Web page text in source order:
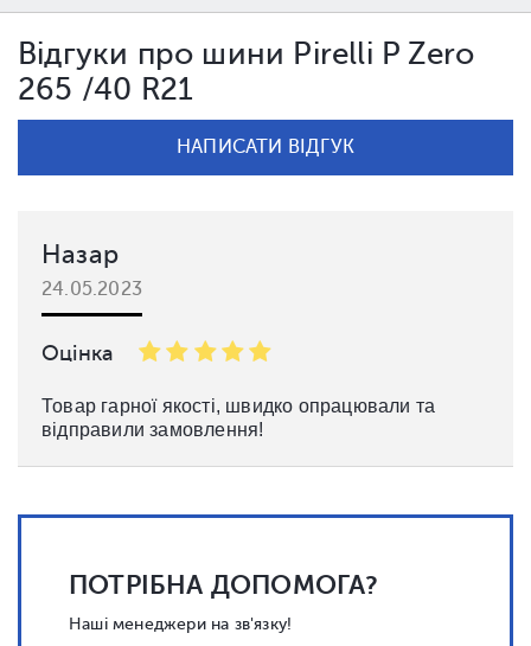
Відгуки про шини Pirelli P Zero
265 /40 R21
НАПИСАТИ ВІДГУК
Назар
24.05.2023
Оцінка
Товар гарної якості, швидко опрацювали та
відправили замовлення!
ПОТРІБНА ДОПОМОГА?
Наші менеджери на зв'язку!